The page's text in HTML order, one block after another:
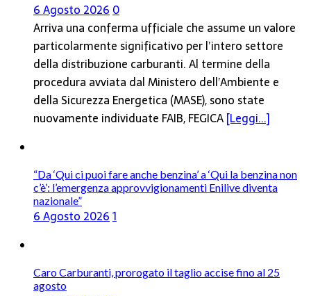
6 Agosto 20260
Arriva una conferma ufficiale che assume un valore
particolarmente significativo per l’intero settore
della distribuzione carburanti. Al termine della
procedura avviata dal Ministero dell’Ambiente e
della Sicurezza Energetica (MASE), sono state
nuovamente individuate FAIB, FEGICA[Leggi...]
“Da ‘Qui ci puoi fare anche benzina’ a ‘Qui la benzina non
c’è’: l’emergenza approvvigionamenti Enilive diventa
nazionale”
6 Agosto 20261
Caro Carburanti, prorogato il taglio accise fino al 25
agosto